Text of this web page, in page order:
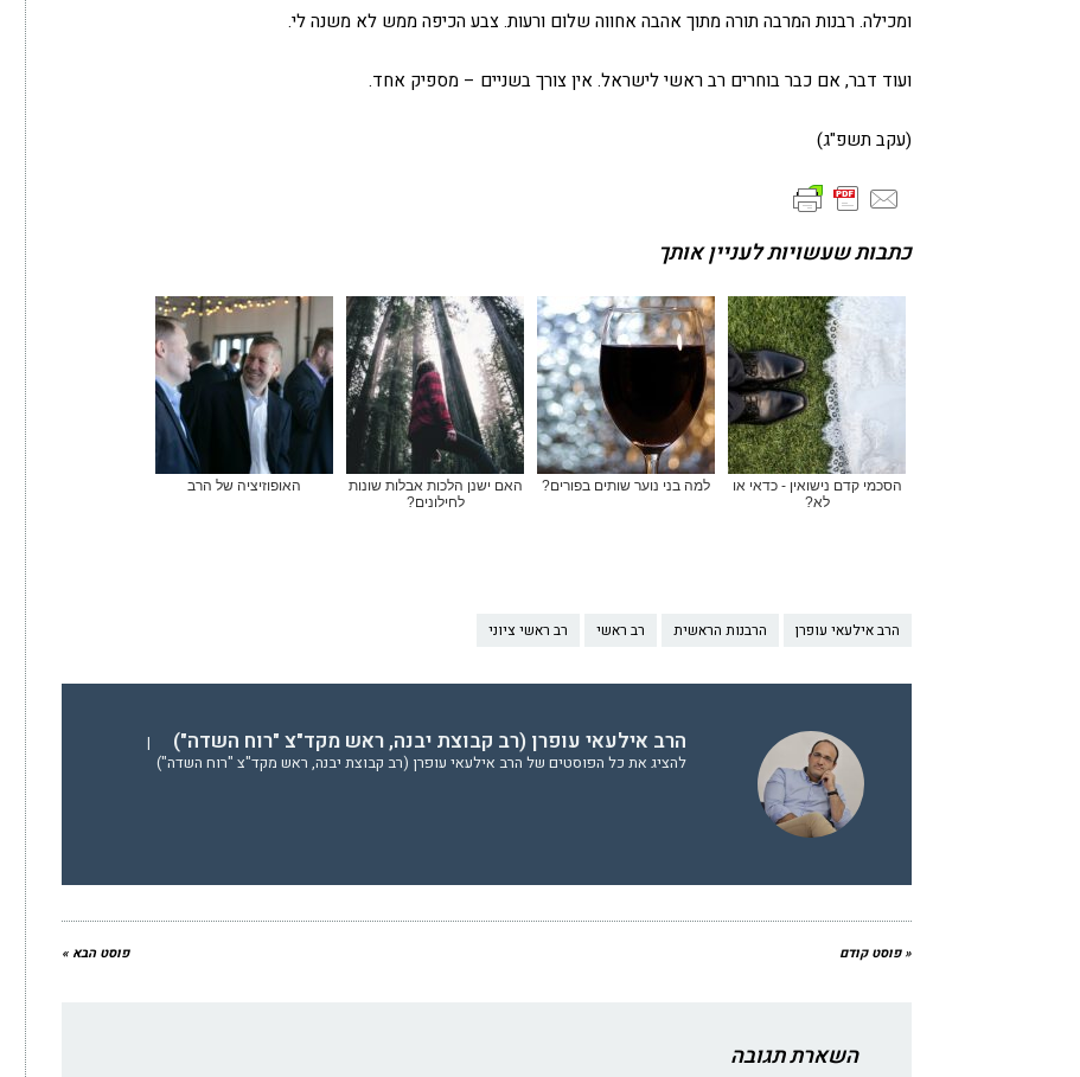
ומכילה. רבנות המרבה תורה מתוך אהבה אחווה שלום ורעות. צבע הכיפה ממש לא משנה לי.
ועוד דבר, אם כבר בוחרים רב ראשי לישראל. אין צורך בשניים – מספיק אחד.
(עקב תשפ"ג)
כתבות שעשויות לעניין אותך
הסכמי קדם נישואין - כדאי או
לא?
למה בני נוער שותים בפורים?
האם ישנן הלכות אבלות שונות
לחילונים?
האופוזיציה של הרב
הרב אילעאי עופרן הרבנות הראשית רב ראשי רב ראשי ציוני
הרב אילעאי עופרן (רב קבוצת יבנה, ראש מקד"צ "רוח השדה")
|
להציג את כל הפוסטים של הרב אילעאי עופרן (רב קבוצת יבנה, ראש מקד"צ "רוח השדה")
« פוסט קודם פוסט הבא »
השארת תגובה